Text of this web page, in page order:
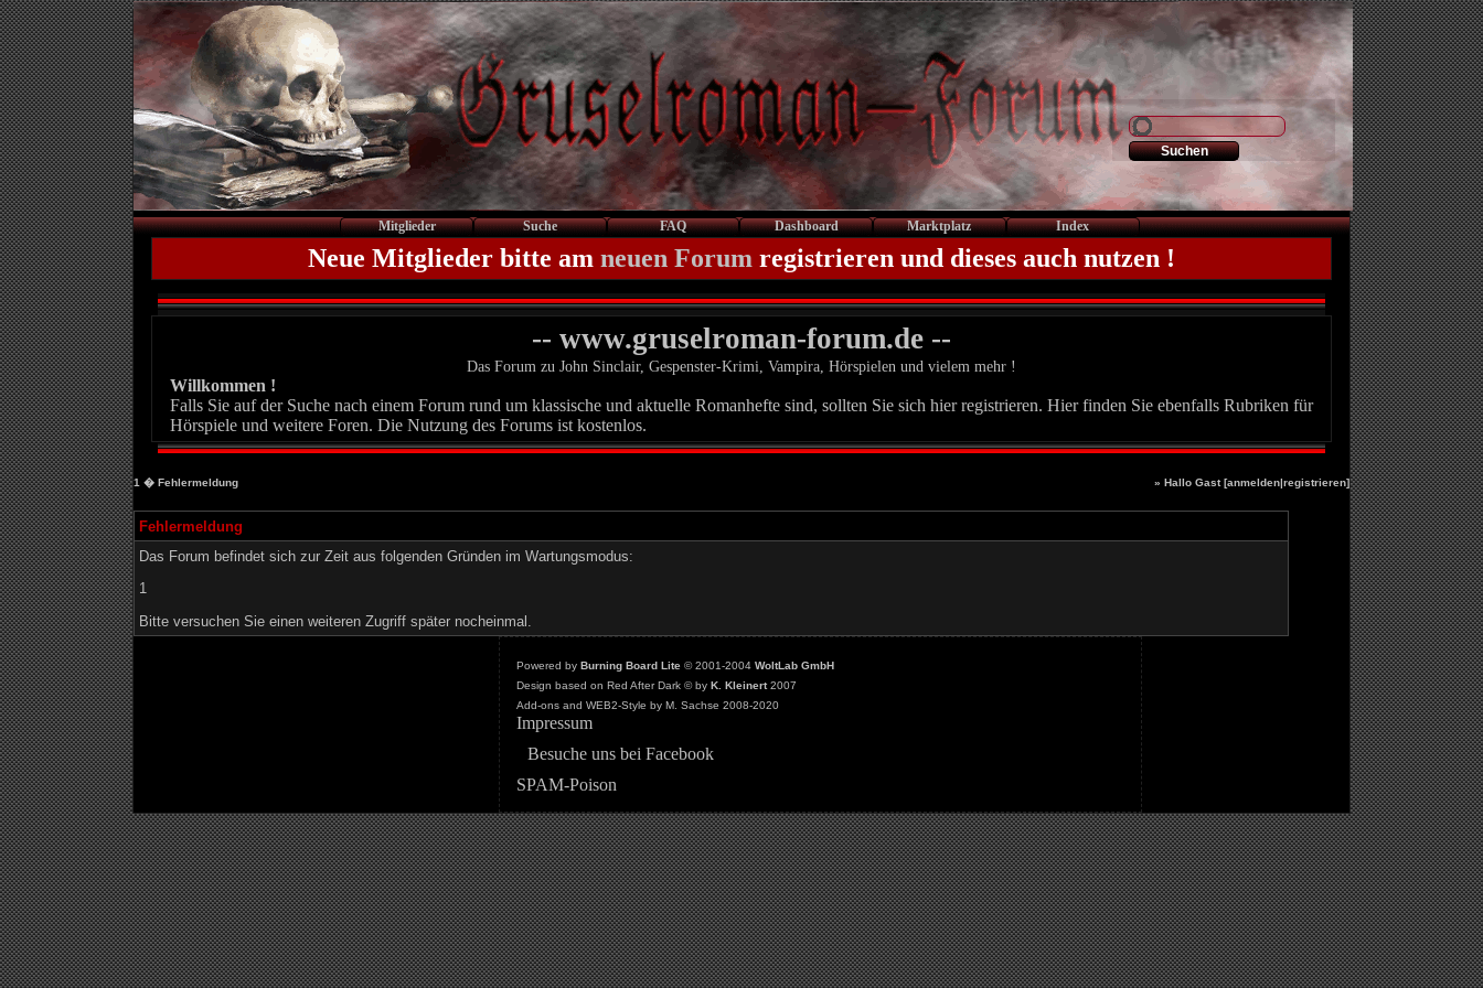
Mitglieder Suche FAQ Dashboard Marktplatz Index
Neue Mitglieder bitte am neuen Forum registrieren und dieses auch nutzen !
-- www.gruselroman-forum.de --
Das Forum zu John Sinclair, Gespenster-Krimi, Vampira, Hörspielen und vielem mehr !
Willkommen !
Falls Sie auf der Suche nach einem Forum rund um klassische und aktuelle Romanhefte sind, sollten Sie sich hier registrieren. Hier finden Sie ebenfalls Rubriken für
Hörspiele und weitere Foren. Die Nutzung des Forums ist kostenlos.
1 � Fehlermeldung » Hallo Gast [anmelden|registrieren]
Fehlermeldung
Das Forum befindet sich zur Zeit aus folgenden Gründen im Wartungsmodus:
1
Bitte versuchen Sie einen weiteren Zugriff später nocheinmal.
Powered by Burning Board Lite© 2001-2004 WoltLab GmbH
Design based on Red After Dark © by K. Kleinert2007
Add-ons and WEB2-Style by M. Sachse 2008-2020
Impressum
Besuche uns bei Facebook
SPAM-Poison